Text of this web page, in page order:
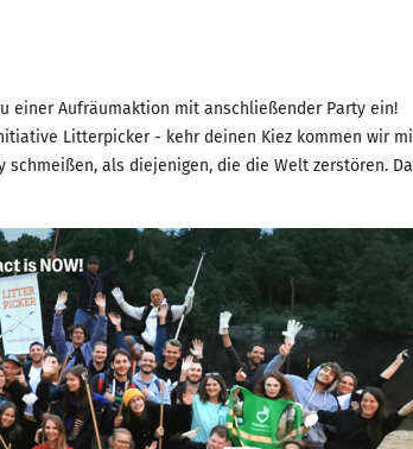
einer Aufräumaktion mit anschließender Party ein!
Litterpicker - kehr deinen Kiez kommen wir
als diejenigen, die die Welt zerstören.